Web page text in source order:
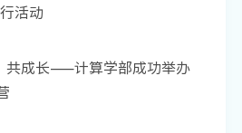
活动
共成长——计算学部成功举办